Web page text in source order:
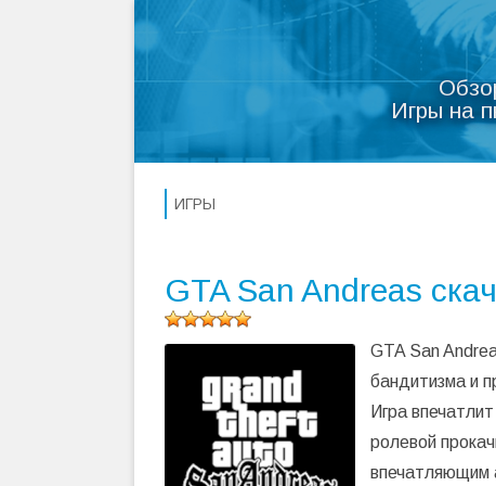
Игры на
ИГРЫ
GTA San Andreas
Оцените
473
оценок,
среднее:
из 5)
GTA San
бандитизма и
Игра
ролевой
впечатляющим